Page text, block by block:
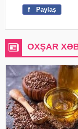
f Paylaş
OXŞAR